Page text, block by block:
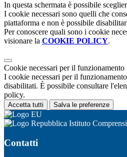
In questa schermata è possibile
I cookie necessari sono quelli che
piattaforma e non è possibile
Per conoscere quali sono i cookie
visionare la COOKIE POLICY.
Cookie necessari per il funzionamento
I cookie necessari per il
disabilitati. È possibile consultare
policy.
Accetta tutti Salva le preferenze
Istituto
Contatti